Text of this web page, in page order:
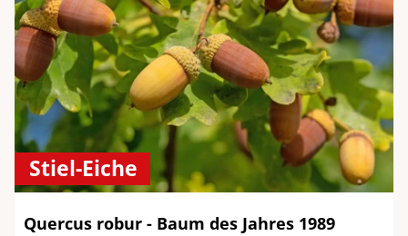
Stiel-Eiche
Quercus robur - Baum des Jahres 1989